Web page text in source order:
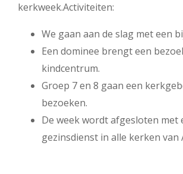
kerkweek.Activiteiten:
We gaan aan de slag met een
Een dominee brengt een
kindcentrum.
Groep 7 en 8 gaan een
bezoeken.
De week wordt afgesloten met
gezinsdienst in alle kerken van